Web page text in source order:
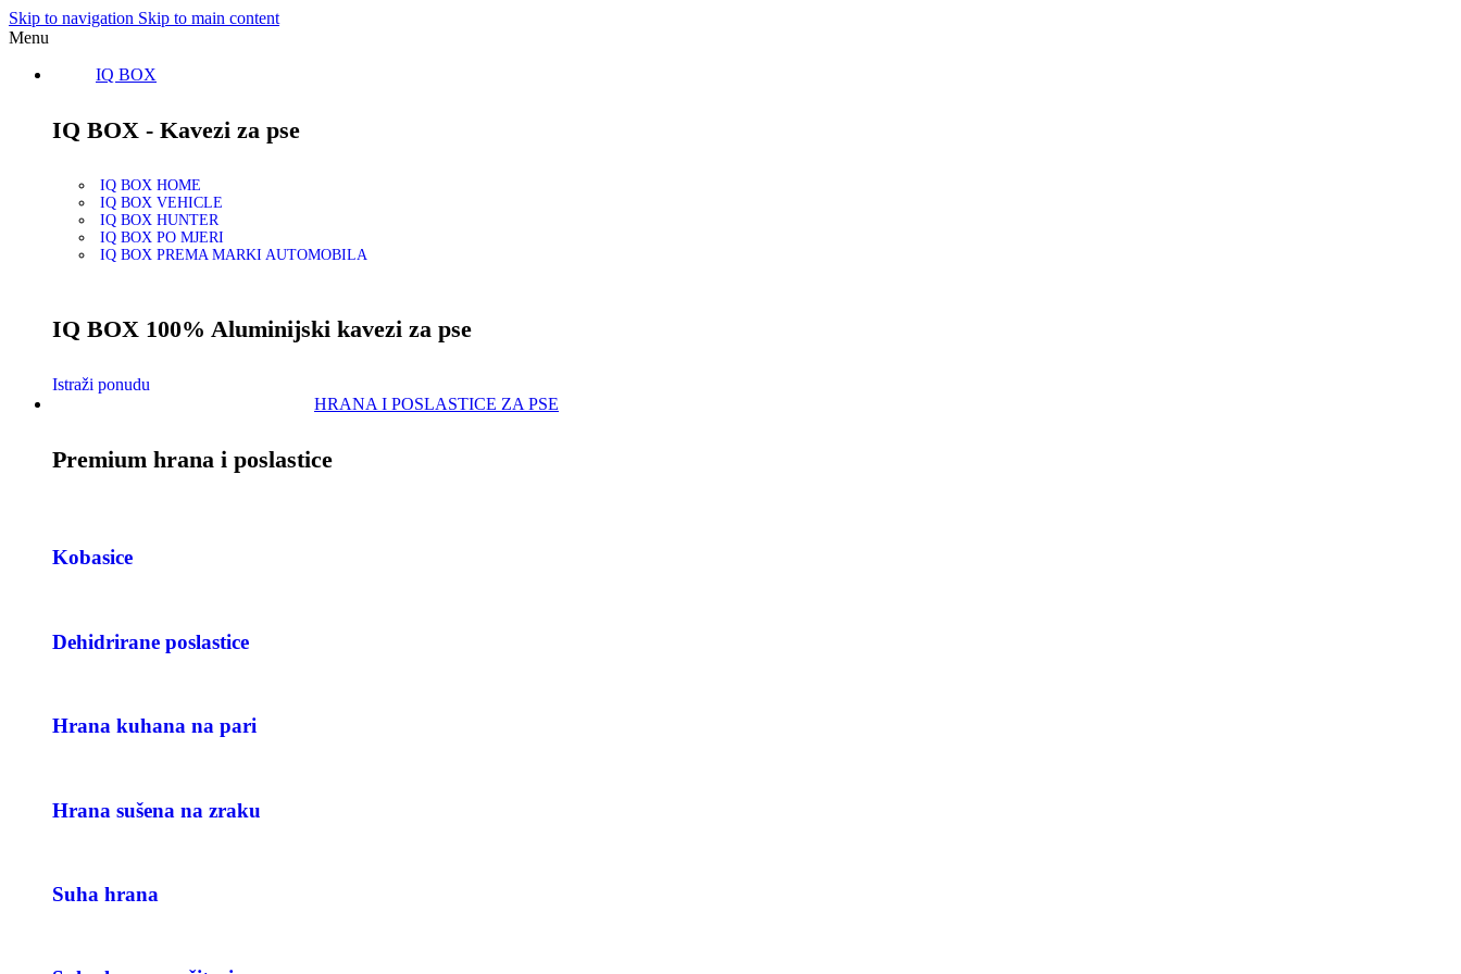
Skip to navigation Skip to main content
Menu
IQ BOX
IQ BOX - Kavezi za pse
IQ BOX HOME
IQ BOX VEHICLE
IQ BOX HUNTER
IQ BOX PO MJERI
IQ BOX PREMA MARKI AUTOMOBILA
IQ BOX 100% Aluminijski kavezi za pse
Istraži ponudu
HRANA I POSLASTICE ZA PSE
Premium hrana i poslastice
Kobasice
Dehidrirane poslastice
Hrana kuhana na pari
Hrana sušena na zraku
Suha hrana